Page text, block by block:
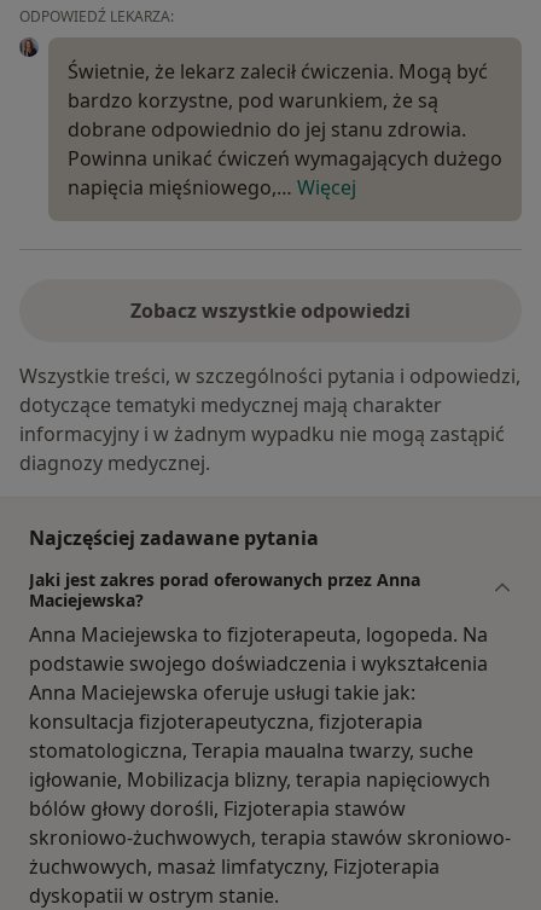
ODPOWIEDŹ LEKARZA:
Świetnie, że lekarz zalecił ćwiczenia. Mogą być
bardzo korzystne, pod warunkiem, że są
dobrane odpowiednio do jej stanu zdrowia.
Powinna unikać ćwiczeń wymagających dużego
napięcia mięśniowego,… Więcej
Zobacz wszystkie odpowiedzi
Wszystkie treści, w szczególności pytania i odpowiedzi,
dotyczące tematyki medycznej mają charakter
informacyjny i w żadnym wypadku nie mogą zastąpić
diagnozy medycznej.
Najczęściej zadawane pytania
Jaki jest zakres porad oferowanych przez Anna
Maciejewska?
Anna Maciejewska to fizjoterapeuta, logopeda. Na
podstawie swojego doświadczenia i wykształcenia
Anna Maciejewska oferuje usługi takie jak:
konsultacja fizjoterapeutyczna, fizjoterapia
stomatologiczna, Terapia maualna twarzy, suche
igłowanie, Mobilizacja blizny, terapia napięciowych
bólów głowy dorośli, Fizjoterapia stawów
skroniowo-żuchwowych, terapia stawów skroniowo-
żuchwowych, masaż limfatyczny, Fizjoterapia
dyskopatii w ostrym stanie.